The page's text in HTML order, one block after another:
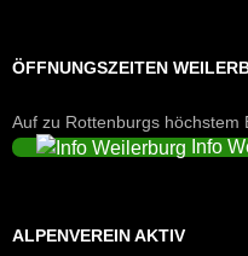
ÖFFNUNGSZEITEN
Auf zu Rottenburgs höchstem
Info
ALPENVEREIN AKTIV